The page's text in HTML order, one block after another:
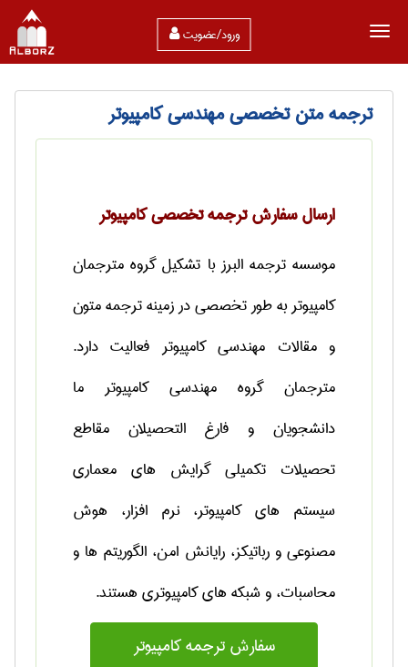
ورود/عضویت
ترجمه متن تخصصی مهندسی کامپیوتر
ارسال سفارش ترجمه تخصصی کامپیوتر
موسسه ترجمه البرز با تشکیل گروه مترجمان
کامپیوتر به طور تخصصی در زمینه ترجمه متون
و مقالات مهندسی کامپیوتر فعالیت دارد.
مترجمان گروه مهندسی کامپیوتر ما
دانشجویان و فارغ التحصیلان مقاطع
تحصیلات تکمیلی گرایش های معماری
سیستم های کامپیوتر، نرم افزار، هوش
مصنوعی و رباتیکز، رایانش امن، الگوریتم ها و
محاسبات، و شبکه های کامپیوتری هستند.
سفارش ترجمه كامپيوتر